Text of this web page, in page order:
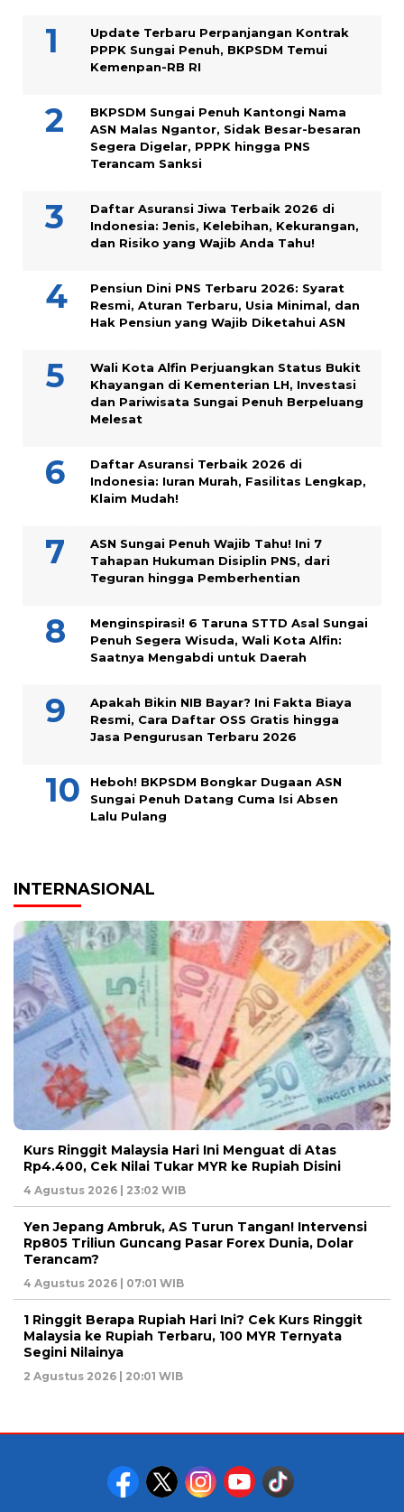
Update Terbaru Perpanjangan Kontrak
PPPK Sungai Penuh, BKPSDM Temui
Kemenpan-RB RI
BKPSDM Sungai Penuh Kantongi Nama
ASN Malas Ngantor, Sidak Besar-besaran
Segera Digelar, PPPK hingga PNS
Terancam Sanksi
Daftar Asuransi Jiwa Terbaik 2026 di
Indonesia: Jenis, Kelebihan, Kekurangan,
dan Risiko yang Wajib Anda Tahu!
Pensiun Dini PNS Terbaru 2026: Syarat
Resmi, Aturan Terbaru, Usia Minimal, dan
Hak Pensiun yang Wajib Diketahui ASN
Wali Kota Alfin Perjuangkan Status Bukit
Khayangan di Kementerian LH, Investasi
dan Pariwisata Sungai Penuh Berpeluang
Melesat
Daftar Asuransi Terbaik 2026 di
Indonesia: Iuran Murah, Fasilitas Lengkap,
Klaim Mudah!
ASN Sungai Penuh Wajib Tahu! Ini 7
Tahapan Hukuman Disiplin PNS, dari
Teguran hingga Pemberhentian
Menginspirasi! 6 Taruna STTD Asal Sungai
Penuh Segera Wisuda, Wali Kota Alfin:
Saatnya Mengabdi untuk Daerah
Apakah Bikin NIB Bayar? Ini Fakta Biaya
Resmi, Cara Daftar OSS Gratis hingga
Jasa Pengurusan Terbaru 2026
Heboh! BKPSDM Bongkar Dugaan ASN
Sungai Penuh Datang Cuma Isi Absen
Lalu Pulang
INTERNASIONAL
Kurs Ringgit Malaysia Hari Ini Menguat di Atas
Rp4.400, Cek Nilai Tukar MYR ke Rupiah Disini
4 Agustus 2026 | 23:02 WIB
Yen Jepang Ambruk, AS Turun Tangan! Intervensi
Rp805 Triliun Guncang Pasar Forex Dunia, Dolar
Terancam?
4 Agustus 2026 | 07:01 WIB
1 Ringgit Berapa Rupiah Hari Ini? Cek Kurs Ringgit
Malaysia ke Rupiah Terbaru, 100 MYR Ternyata
Segini Nilainya
2 Agustus 2026 | 20:01 WIB